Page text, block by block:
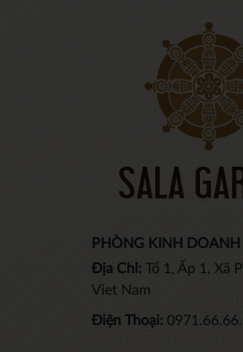
PHÒNG KINH DOANH
Địa Chỉ: Tổ 1, Ấp 1, Xã
Viet Nam
Điện Thoại: